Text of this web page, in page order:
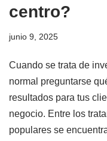
centro?
junio 9, 2025
Cuando se trata de
normal preguntarse
resultados para tus
negocio. Entre los
populares se